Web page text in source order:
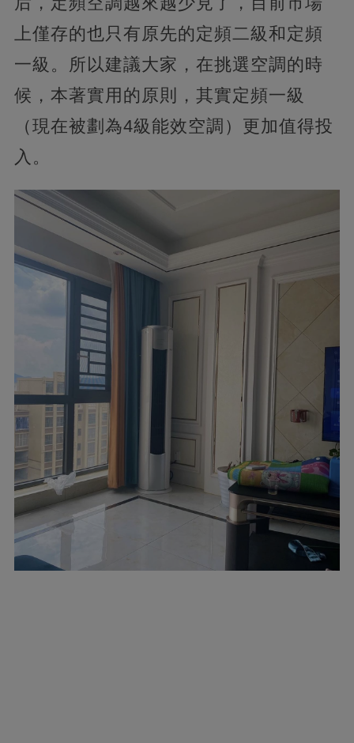
上僅存的也只有原先的定頻二級和定頻
一級。所以建議大家，在挑選空調的時
候，本著實用的原則，其實定頻一級
（現在被劃為4級能效空調）更加值得投
入。